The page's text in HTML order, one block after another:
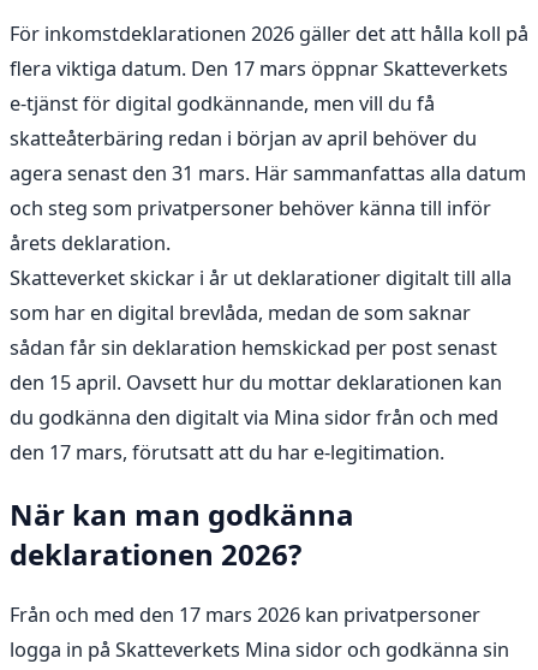
För inkomstdeklarationen 2026 gäller det att hålla koll på
flera viktiga datum. Den 17 mars öppnar Skatteverkets
e-tjänst för digital godkännande, men vill du få
skatteåterbäring redan i början av april behöver du
agera senast den 31 mars. Här sammanfattas alla datum
och steg som privatpersoner behöver känna till inför
årets deklaration.
Skatteverket skickar i år ut deklarationer digitalt till alla
som har en digital brevlåda, medan de som saknar
sådan får sin deklaration hemskickad per post senast
den 15 april. Oavsett hur du mottar deklarationen kan
du godkänna den digitalt via Mina sidor från och med
den 17 mars, förutsatt att du har e-legitimation.
När kan man godkänna
deklarationen 2026?
Från och med den 17 mars 2026 kan privatpersoner
logga in på Skatteverkets Mina sidor och godkänna sin